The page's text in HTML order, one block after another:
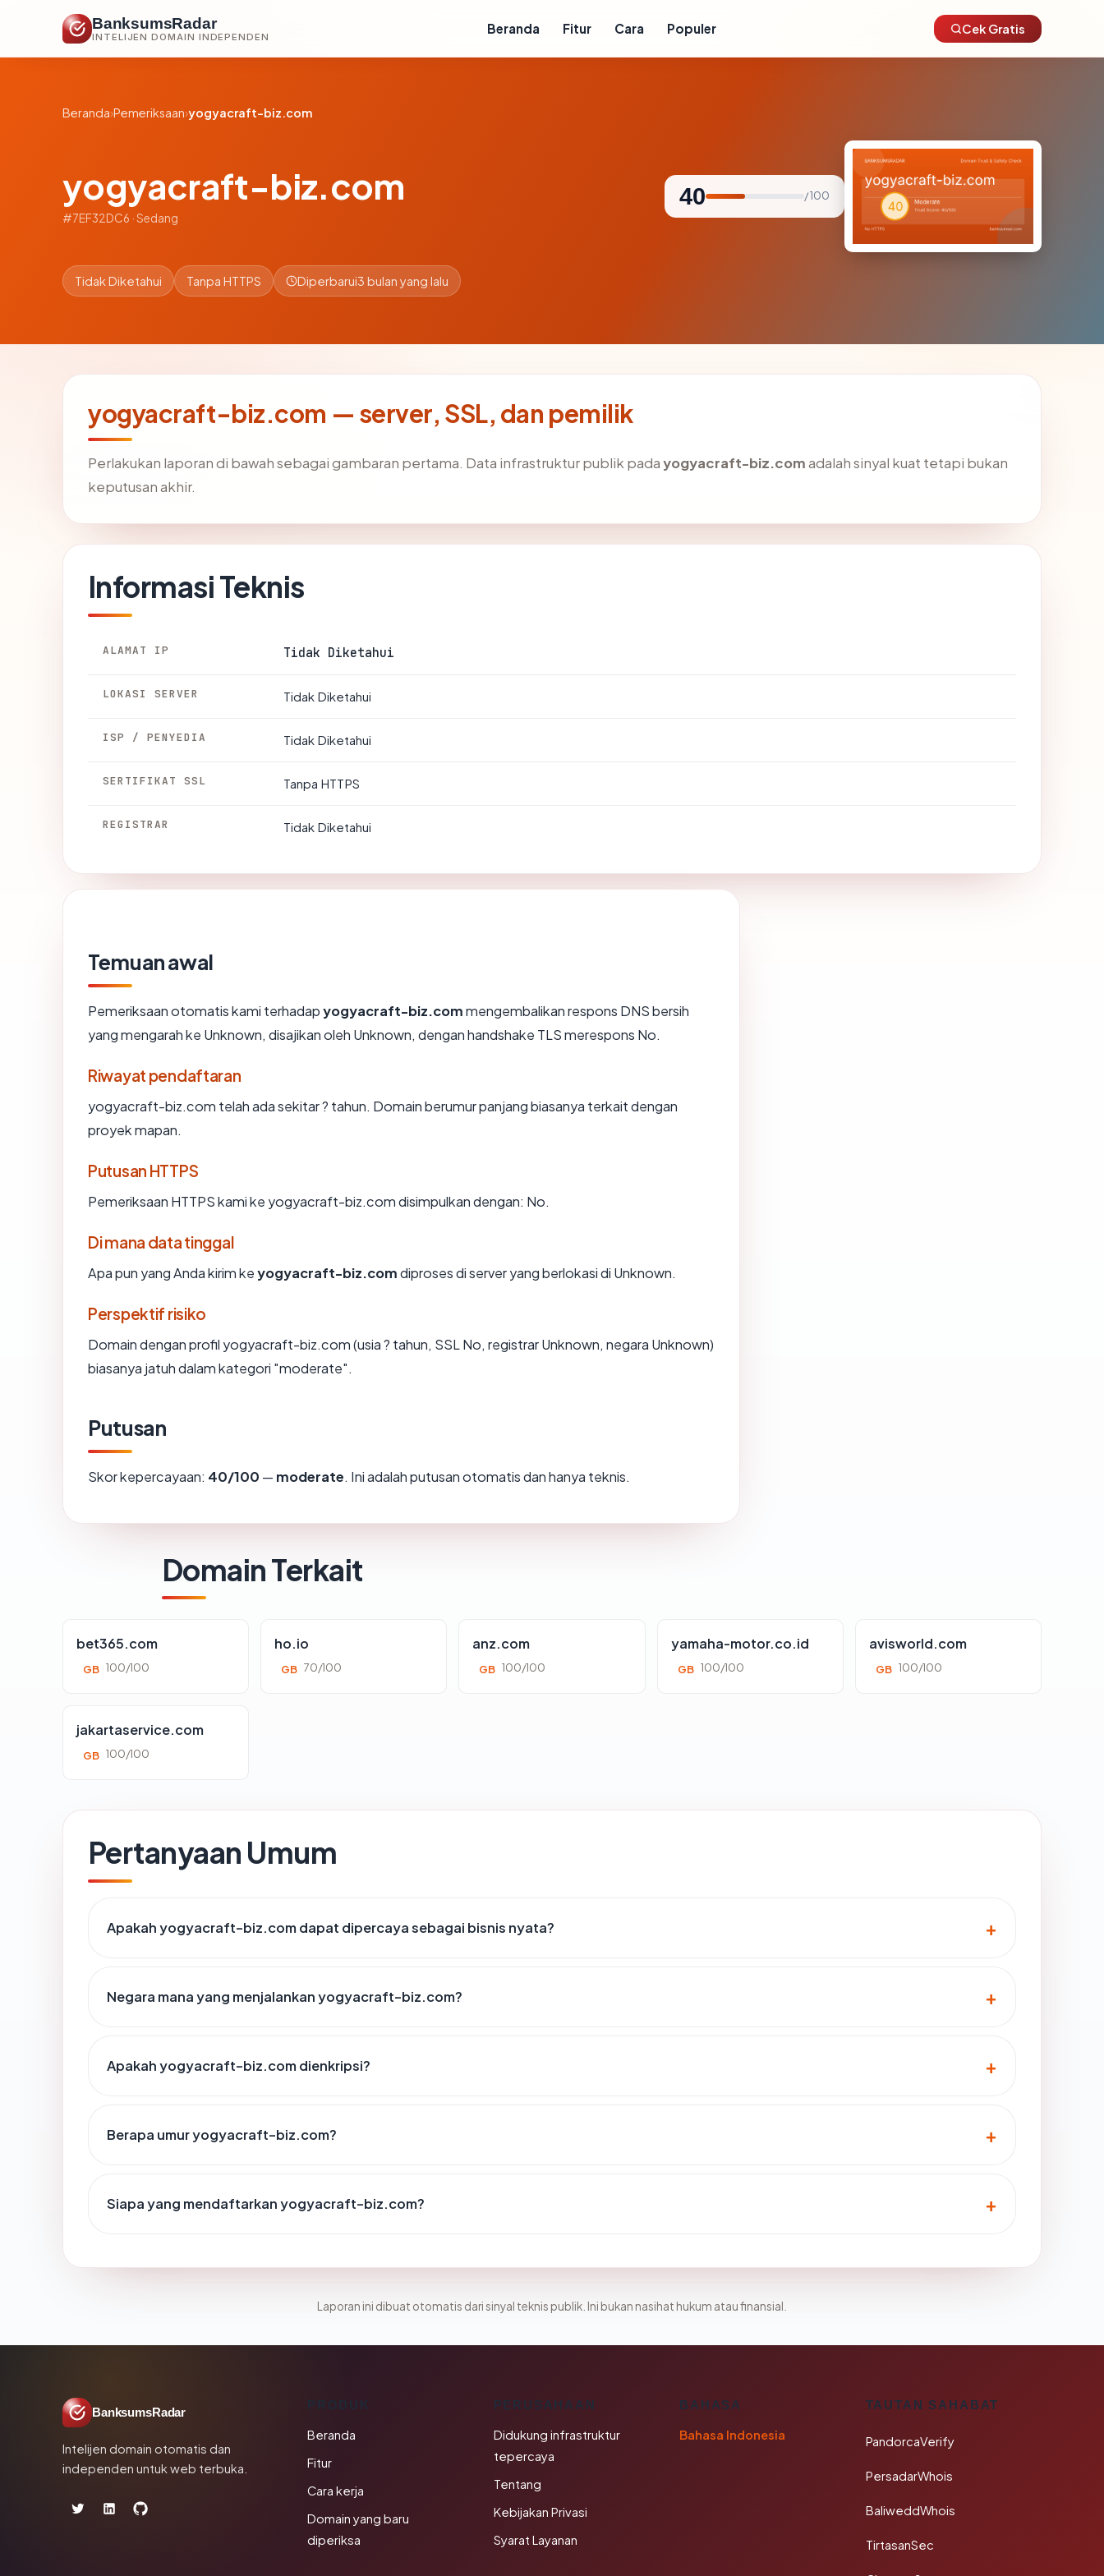
BanksumsRadar
INTELIJEN DOMAIN INDEPENDEN
Beranda Fitur Cara Populer Cek Gratis
Beranda›Pemeriksaan›yogyacraft-biz.com
yogyacraft-biz.com
#7EF32DC6 · Sedang
40 / 100
Tidak Diketahui Tanpa HTTPS Diperbarui3 bulan yang lalu
yogyacraft-biz.com — server, SSL, dan pemilik
Perlakukan laporan di bawah sebagai gambaran pertama. Data infrastruktur publik padayogyacraft-biz.comadalah sinyal kuat tetapi bukan
keputusan akhir.
Informasi Teknis
ALAMAT IP Tidak Diketahui
LOKASI SERVER Tidak Diketahui
ISP / PENYEDIA Tidak Diketahui
SERTIFIKAT SSL Tanpa HTTPS
REGISTRAR Tidak Diketahui
Temuan awal
Pemeriksaan otomatis kami terhadapyogyacraft-biz.commengembalikan respons DNS bersih
yang mengarah ke Unknown, disajikan oleh Unknown, dengan handshake TLS merespons No.
Riwayat pendaftaran
yogyacraft-biz.com telah ada sekitar ? tahun. Domain berumur panjang biasanya terkait dengan
proyek mapan.
Putusan HTTPS
Pemeriksaan HTTPS kami ke yogyacraft-biz.com disimpulkan dengan: No.
Di mana data tinggal
Apa pun yang Anda kirim keyogyacraft-biz.comdiproses di server yang berlokasi di Unknown.
Perspektif risiko
Domain dengan profil yogyacraft-biz.com (usia ? tahun, SSL No, registrar Unknown, negara Unknown)
biasanya jatuh dalam kategori "moderate".
Putusan
Skor kepercayaan: 40/100 — moderate. Ini adalah putusan otomatis dan hanya teknis.
Domain Terkait
bet365.com
GB 100/100
ho.io
GB 70/100
anz.com
GB 100/100
yamaha-motor.co.id
GB 100/100
avisworld.com
GB 100/100
jakartaservice.com
GB 100/100
Pertanyaan Umum
Apakah yogyacraft-biz.com dapat dipercaya sebagai bisnis nyata?
Negara mana yang menjalankan yogyacraft-biz.com?
Apakah yogyacraft-biz.com dienkripsi?
Berapa umur yogyacraft-biz.com?
Siapa yang mendaftarkan yogyacraft-biz.com?
Laporan ini dibuat otomatis dari sinyal teknis publik. Ini bukan nasihat hukum atau finansial.
BanksumsRadar
Intelijen domain otomatis dan
independen untuk web terbuka.
Beranda
Fitur
Cara kerja
Domain yang baru
diperiksa
PERUSAHAAN
Didukung infrastruktur
tepercaya
Tentang
Kebijakan Privasi
Syarat Layanan
BAHASA
Bahasa Indonesia
TAUTAN SAHABAT
PandorcaVerify
PersadarWhois
BaliweddWhois
TirtasanSec